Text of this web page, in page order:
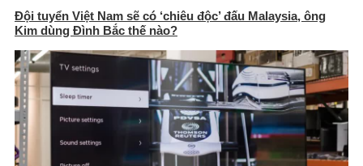
Đội tuyển Việt Nam sẽ có ‘chiêu độc’ đấu Malaysia, ông
Kim dùng Đình Bắc thế nào?